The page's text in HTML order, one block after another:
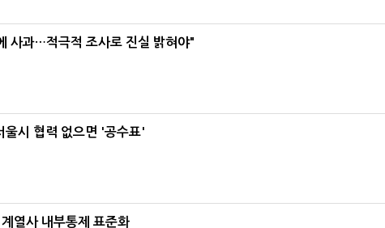
사과…적극적 조사로 진실 밝혀야"
시 협력 없으면 '공수표'
열사 내부통제 표준화